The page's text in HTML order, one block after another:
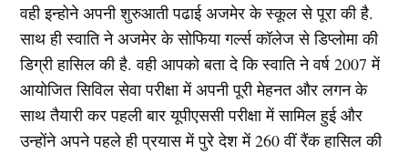
वही इन्होने अपनी शुरुआती पढाई अजमेर के स्कूल से पूरा की है.
साथ ही स्वाति ने अजमेर के सोफिया गर्ल्स कॉलेज से डिप्लोमा की
डिग्री हासिल की है. वही आपको बता दे कि स्वाति ने वर्ष 2007 में
आयोजित सिविल सेवा परीक्षा में अपनी पूरी मेहनत और लगन के
साथ तैयारी कर पहली बार यूपीएससी परीक्षा में सामिल हुई और
उन्होंने अपने पहले ही प्रयास में पुरे देश में 260 वीं रैंक हासिल की